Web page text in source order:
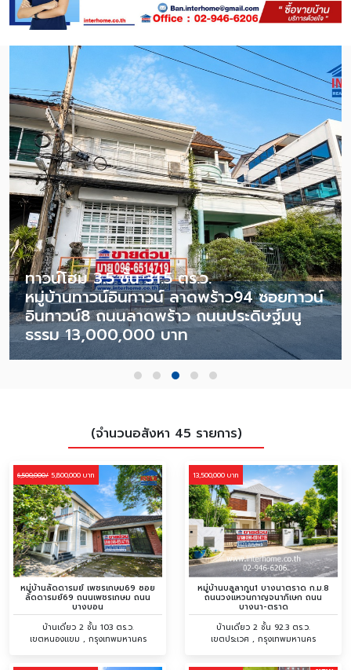
ทาวน์โฮม 3.5 ชั้น 31.5 ตร.ว.
หมู่บ้านทาวน์อินทาวน์ ลาดพร้าว94 ซอยทาวน์
อินทาวน์8 ถนนลาดพร้าว ถนนประดิษฐ์มนู
ธรรม 13,000,000 บาท
(จำนวนอสังหา 45 รายการ)
6,500,000/ 5,800,000 บาท
หมู่บ้านลัดดารมย์ เพชรเกษม69 ซอย
ลัดดารมย์69 ถนนเพชรเกษม ถนน
บางบอน
บ้านเดี่ยว 2 ชั้น 103 ตร.ว.
เขตหนองแขม , กรุงเทพมหานคร
13,500,000 บาท
หมู่บ้านบลูลากูน1 บางนาตราด ก.ม.8
ถนนวงแหวนกาญจนาภิเษก ถนน
บางนา-ตราด
บ้านเดี่ยว 2 ชั้น 92.3 ตร.ว.
เขตประเวศ , กรุงเทพมหานคร